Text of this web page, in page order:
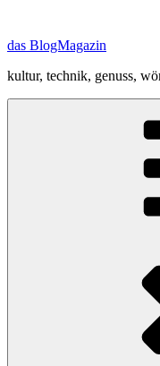
springen
das BlogMagazin
kultur, technik, genuss,